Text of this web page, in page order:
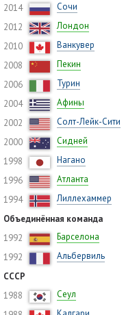
2014
Сочи
2012
Лондон
2010
Ванкувер
2008
Пекин
2006
Турин
2004
Афины
2002
Солт-Лейк-Сити
2000
Сидней
1998
Нагано
1996
Атланта
1994
Лиллехаммер
Объединённая команда
1992
Барселона
1992
Альбервиль
СССР
1988
Сеул